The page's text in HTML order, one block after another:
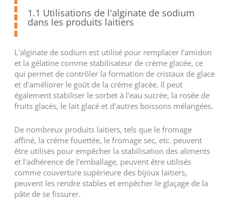
1.1 Utilisations de l'alginate de sodium
dans les produits laitiers
L'alginate de sodium est utilisé pour remplacer l'amidon
et la gélatine comme stabilisateur de crème glacée, ce
qui permet de contrôler la formation de cristaux de glace
et d'améliorer le goût de la crème glacée. Il peut
également stabiliser le sorbet à l'eau sucrée, la rosée de
fruits glacés, le lait glacé et d'autres boissons mélangées.
De nombreux produits laitiers, tels que le fromage
affiné, la crème fouettée, le fromage sec, etc. peuvent
être utilisés pour empêcher la stabilisation des aliments
et l'adhérence de l'emballage, peuvent être utilisés
comme couverture supérieure des bijoux laitiers,
peuvent les rendre stables et empêcher le glaçage de la
pâte de se fissurer.